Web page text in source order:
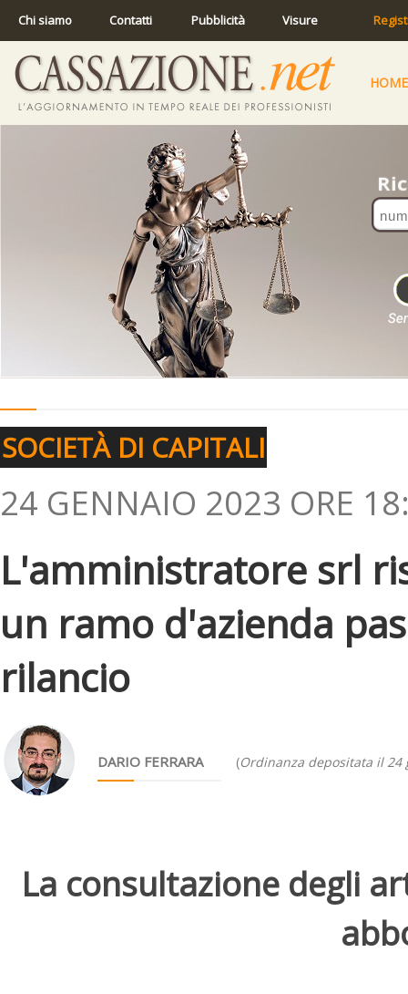
Chi siamo Contatti Pubblicità Visure
HOME
SOCIETÀ DI CAPITALI
24 GENNAIO 2023 ORE
L'amministratore srl
un ramo d'azienda
rilancio
DARIO FERRARA (Ordinanza depositata il 24
La consultazione degli